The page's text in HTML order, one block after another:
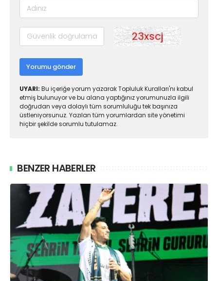
Yorumu gönder
UYARI: Bu içeriğe yorum yazarak Topluluk Kuralları'nı kabul
etmiş bulunuyor ve bu alana yaptığınız yorumunuzla ilgili
doğrudan veya dolaylı tüm sorumluluğu tek başınıza
üstleniyorsunuz. Yazılan tüm yorumlardan site yönetimi
hiçbir şekilde sorumlu tutulamaz.
BENZER HABERLER